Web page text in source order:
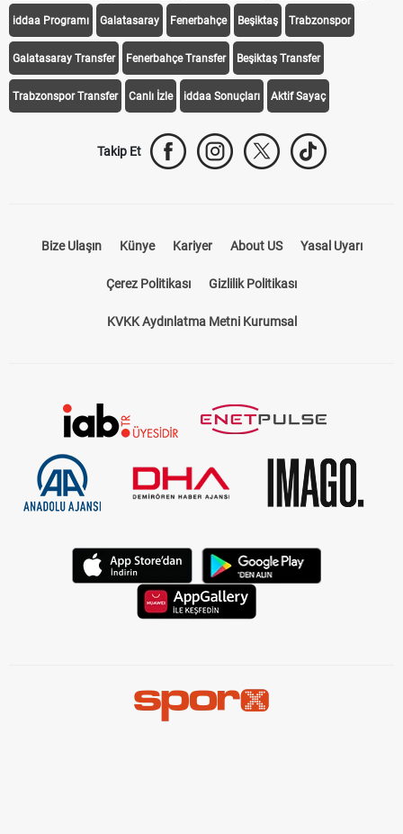
iddaa Programı Galatasaray Fenerbahçe Beşiktaş Trabzonspor
Galatasaray Transfer Fenerbahçe Transfer Beşiktaş Transfer
Trabzonspor Transfer Canlı İzle iddaa Sonuçları Aktif Sayaç
Takip Et
Bize Ulaşın Künye Kariyer About US Yasal Uyarı
Çerez Politikası Gizlilik Politikası
KVKK Aydınlatma Metni Kurumsal